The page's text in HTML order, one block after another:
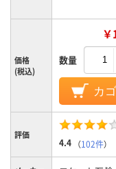
価格
(税込)
数量
カ
評価
4.4 （102件）